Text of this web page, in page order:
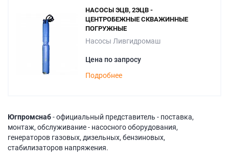
НАСОСЫ ЭЦВ, 2ЭЦВ -
ЦЕНТРОБЕЖНЫЕ СКВАЖИННЫЕ
ПОГРУЖНЫЕ
Насосы Ливгидромаш
Цена по запросу
Подробнее
Югпромснаб- официальный представитель - поставка,
монтаж, обслуживание - насосного оборудования,
генераторов газовых, дизельных, бензиновых,
стабилизаторов напряжения.